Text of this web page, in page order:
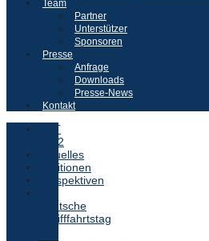
Team
Partner
Unterstützer
Sponsoren
Presse
Anfrage
Downloads
Presse-News
Kontakt
DST
2022
Aktuelles
Positionen
Perspektiven
Deutsche
Schifffahrtstag